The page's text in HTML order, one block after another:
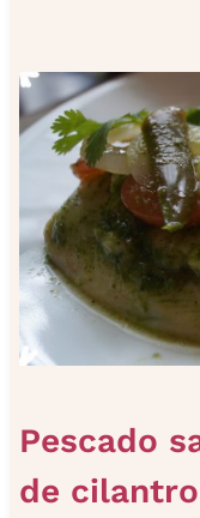
Pescado
de cilantro